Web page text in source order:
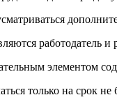
работодатель и
элементом
только на срок не